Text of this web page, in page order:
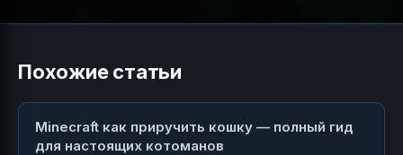
Похожие статьи
Minecraft как приручить кошку — полный гид
для настоящих котоманов